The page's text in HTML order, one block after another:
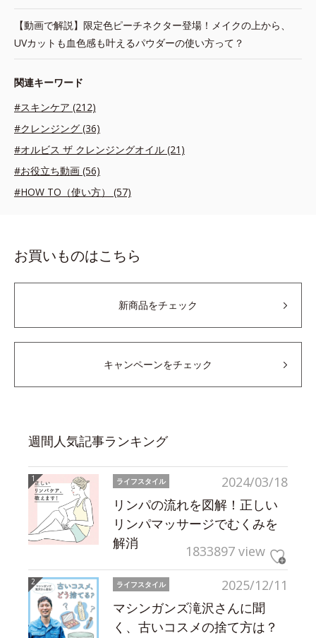
【動画で解説】限定色ピーチネクター登場！メイクの上から、
UVカットも血色感も叶えるパウダーの使い方って？
関連キーワード
#スキンケア (212)
#クレンジング (36)
#オルビス ザ クレンジングオイル (21)
#お役立ち動画 (56)
#HOW TO（使い方） (57)
お買いものはこちら
新商品をチェック
キャンペーンをチェック
週間人気記事ランキング
2024/03/18
ライフスタイル
リンパの流れを図解！正しい
リンパマッサージでむくみを
解消
1833897 view
2025/12/11
ライフスタイル
マシンガンズ滝沢さんに聞
く、古いコスメの捨て方は？